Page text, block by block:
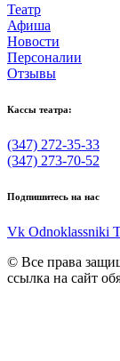
Театр
Афиша
Новости
Персоналии
Отзывы
Кассы театра:
(347) 272-35-33
(347) 273-70-52
Подпишитесь на нас
Vk Odnoklassniki
© Все права
ссылка на сайт